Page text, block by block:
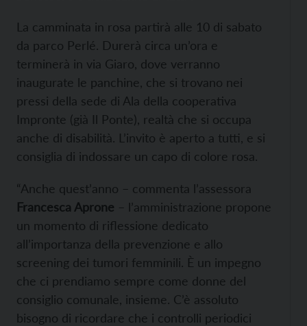
La camminata in rosa partirà alle 10 di sabato
da parco Perlé. Durerà circa un’ora e
terminerà in via Giaro, dove verranno
inaugurate le panchine, che si trovano nei
pressi della sede di Ala della cooperativa
Impronte (già Il Ponte), realtà che si occupa
anche di disabilità. L’invito è aperto a tutti, e si
consiglia di indossare un capo di colore rosa.
“Anche quest’anno – commenta l’assessora
Francesca Aprone – l’amministrazione propone
un momento di riflessione dedicato
all’importanza della prevenzione e allo
screening dei tumori femminili. È un impegno
che ci prendiamo sempre come donne del
consiglio comunale, insieme. C’è assoluto
bisogno di ricordare che i controlli periodici